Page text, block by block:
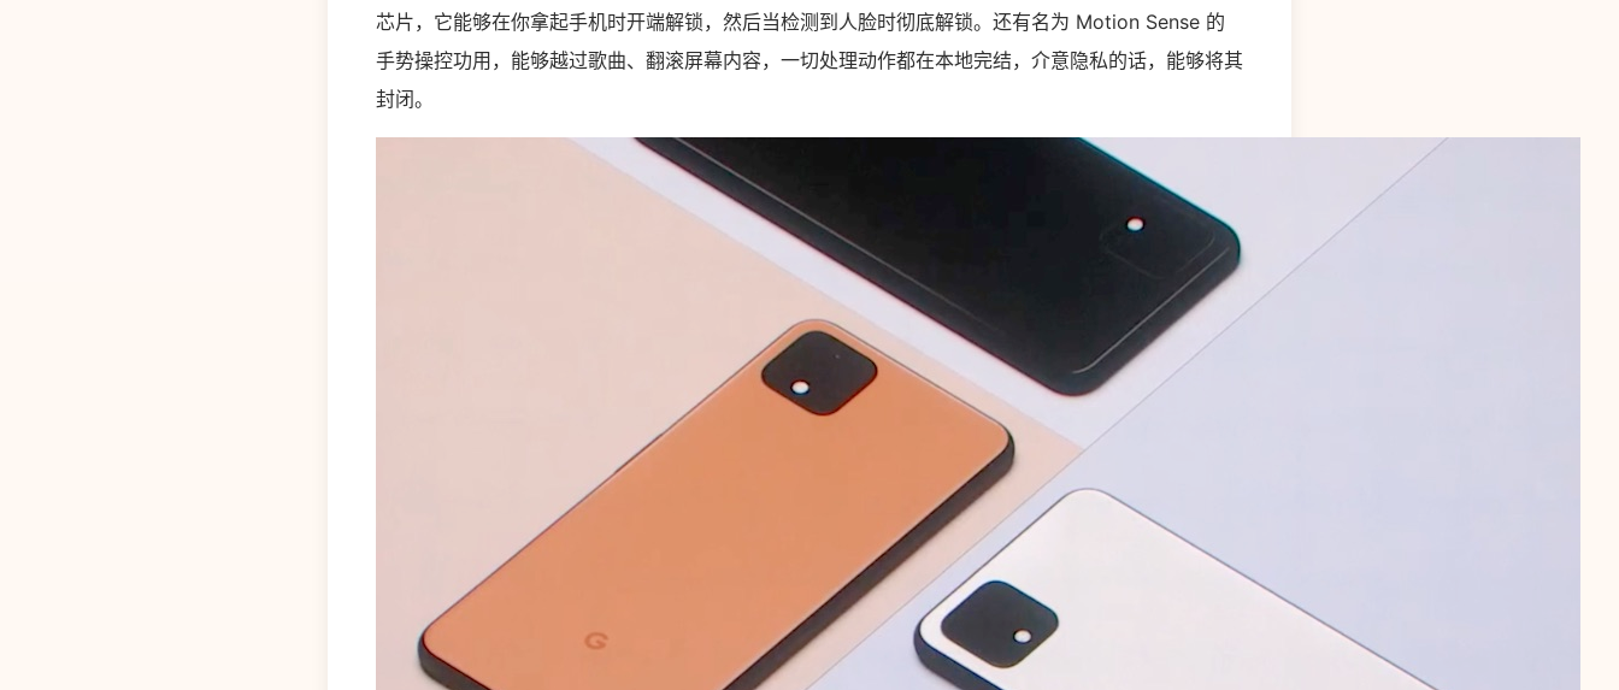
芯片，它能够在你拿起手机时开端解锁，然后当检测到人脸时彻底解锁。还有名为 Motion Sense 的
手势操控功用，能够越过歌曲、翻滚屏幕内容，一切处理动作都在本地完结，介意隐私的话，能够将其
封闭。